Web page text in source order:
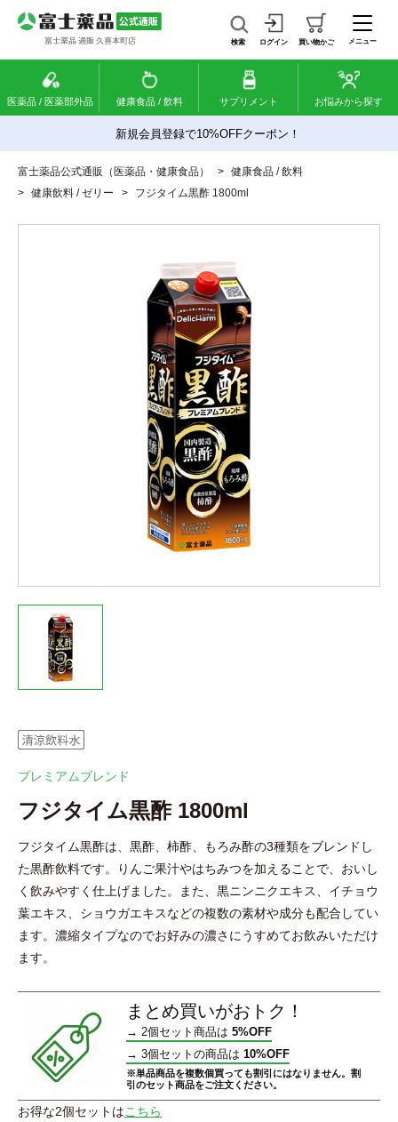
検索 ログイン 買い物かご メニュー
医薬品 / 医薬部外品 健康食品 / 飲料 サプリメント お悩みから探す
新規会員登録で10%OFFクーポン！
富士薬品公式通販（医薬品・健康食品） > 健康食品 / 飲料
> 健康飲料 / ゼリー > フジタイム黒酢 1800ml
プレミアムブレンド
フジタイム黒酢 1800ml
フジタイム黒酢は、黒酢、柿酢、もろみ酢の3種類をブレンドし
た黒酢飲料です。りんご果汁やはちみつを加えることで、おいし
く飲みやすく仕上げました。また、黒ニンニクエキス、イチョウ
葉エキス、ショウガエキスなどの複数の素材や成分も配合してい
ます。濃縮タイプなのでお好みの濃さにうすめてお飲みいただけ
ます。
まとめ買いがおトク！
→ 2個セット商品は 5%OFF
→ 3個セットの商品は 10%OFF
※単品商品を複数個買っても割引にはなりません。割
引のセット商品をご注文ください。
お得な2個セットはこちら